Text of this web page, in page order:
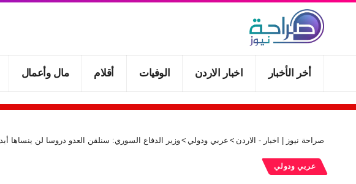
أخر الأخبار اخبار الاردن الوفيات أقلام مال وأعمال
صراحة نيوز | اخبار - الاردن > عربي ودولي >وزير الدفاع السوري: سنلقن العدو دروسا لن ينساها أبدا
عربي ودولي